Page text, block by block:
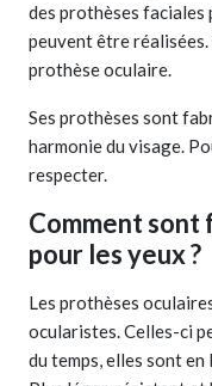
des prothèses faciales
peuvent être
prothèse oculaire.
Ses prothèses sont
harmonie du visage.
respecter.
Comment sont
pour les yeux ?
Les prothèses
ocularistes. Celles-ci
du temps, elles sont